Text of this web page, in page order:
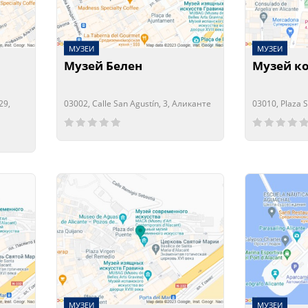
МУЗЕИ
Музей Белен
03002, Calle San Agustín, 3, Аликанте
Сейчас открыто!
Сейчас закрыто!
МУЗЕИ
Музей
03010, Plaza
Сейчас
Сейчас
МУЗЕИ МУЗЕИ